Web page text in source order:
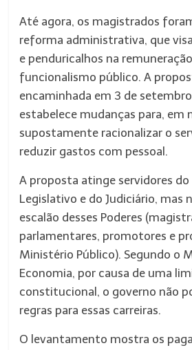
Até agora, os magistrados
reforma administrativa, que
e penduricalhos na
funcionalismo público. A
encaminhada em 3 de
estabelece mudanças para, em
supostamente racionalizar o
reduzir gastos com pessoal.
A proposta atinge servidores
Legislativo e do Judiciário, mas
escalão desses Poderes
parlamentares, promotores e
Ministério Público). Segundo o
Economia, por causa de uma
constitucional, o governo não
regras para essas carreiras.
O levantamento mostra os